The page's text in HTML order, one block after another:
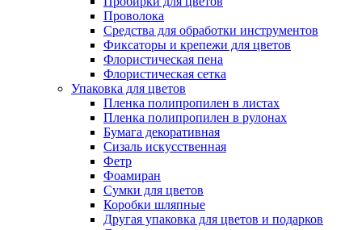
Проволока
Средства для обработки инструментов
Фиксаторы и крепежи для цветов
Флористическая пена
Флористическая сетка
Упаковка для цветов
Пленка полипропилен в листах
Пленка полипропилен в рулонах
Бумага декоративная
Сизаль искусственная
Фетр
Фоамиран
Сумки для цветов
Коробки шляпные
Другая упаковка для цветов и подарков